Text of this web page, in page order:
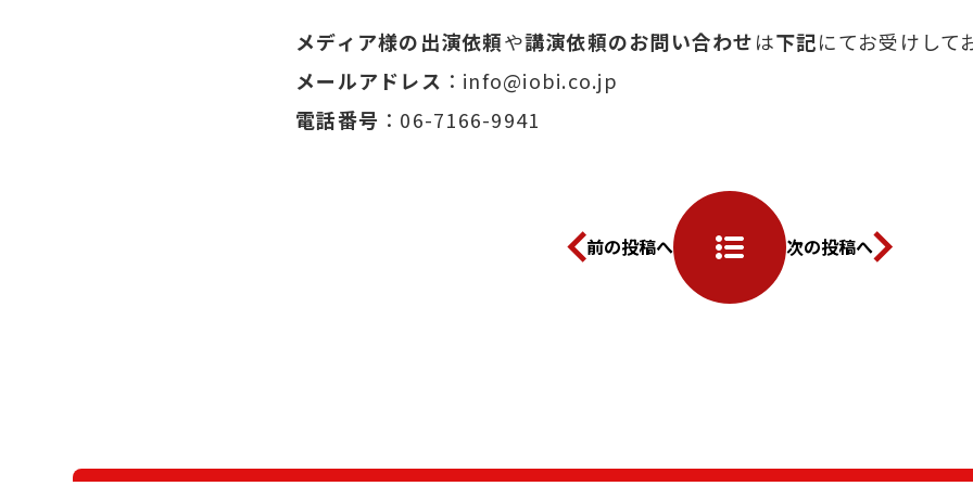
メディア様の出演依頼や講演依頼のお問い合わせは下記にてお受けして
メールアドレス ：info@iobi.co.jp
電話番号 ：06-7166-9941
前の投稿へ 次の投稿へ